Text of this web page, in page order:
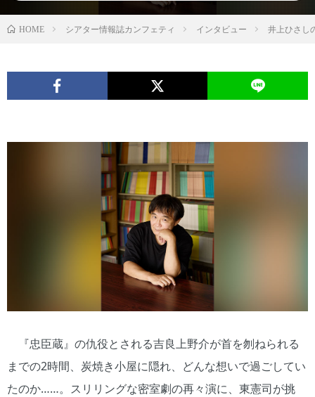
HOME シアター情報誌カンフェティ インタビュー 井上ひさし
『忠臣蔵』の仇役とされる吉良上野介が首を刎ねられる
までの2時間、炭焼き小屋に隠れ、どんな想いで過ごしてい
たのか……。スリリングな密室劇の再々演に、東憲司が挑